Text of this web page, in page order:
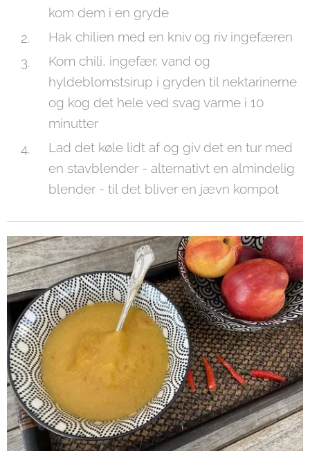
kom dem i en gryde
Hak chilien med en kniv og riv ingefæren
Kom chili, ingefær, vand og
hyldeblomstsirup i gryden til nektarinerne
og kog det hele ved svag varme i 10
minutter
Lad det køle lidt af og giv det en tur med
en stavblender - alternativt en almindelig
blender - til det bliver en jævn kompot